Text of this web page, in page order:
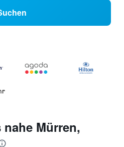
Mürren,